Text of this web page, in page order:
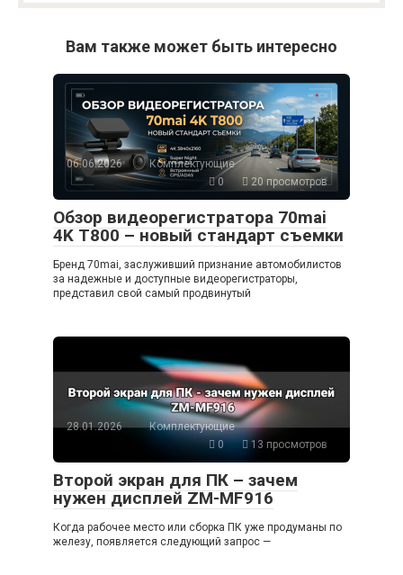
Вам также может быть интересно
06.06.2026
Комплектующие
0
20 просмотров
Обзор видеорегистратора 70mai
4K T800 – новый стандарт съемки
Бренд 70mai, заслуживший признание автомобилистов
за надежные и доступные видеорегистраторы,
представил свой самый продвинутый
28.01.2026
Комплектующие
0
13 просмотров
Второй экран для ПК – зачем
нужен дисплей ZM-MF916
Когда рабочее место или сборка ПК уже продуманы по
железу, появляется следующий запрос —